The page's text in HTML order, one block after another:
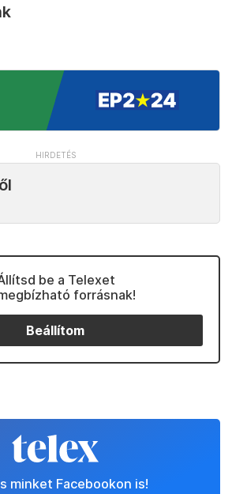
lemond az Európai Konzervatívok
elnöki tisztségéről
csak az EU-ban maradásunkra
kimenekülni